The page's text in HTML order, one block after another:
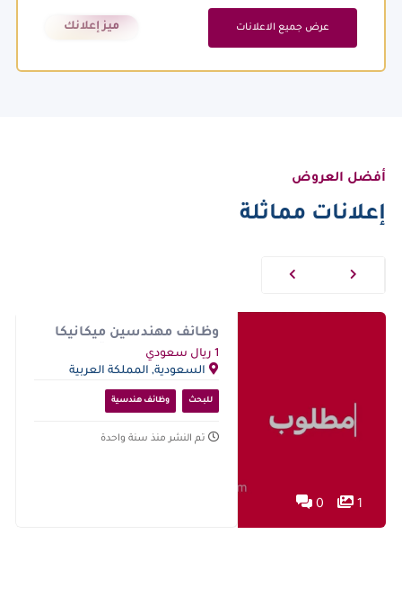
عرض جميع الاعلانات ميز إعلانك
أفضل العروض
إعلانات مماثلة
1
0
وظائف مهندسين ميكانيكا
جديدة
1 ريال سعودي
السعودية, المملكة العربية
للبحث وظائف هندسية
تم النشر منذ سنة واحدة